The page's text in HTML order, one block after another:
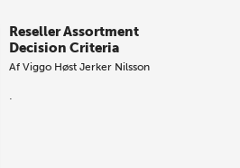
Reseller Assortment
Decision Criteria
AfViggo Høst Jerker Nilsson
.